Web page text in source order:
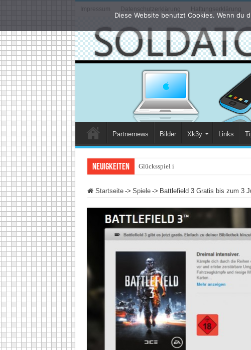
Impressum Datenschutzerklärung Haftungserklärung
Partnernews Bilder Xk3y Links
Neuigkeiten Glücksspiel im Internet: Was änder
Startseite -> Spiele -> Battlefield 3 Gratis bis zum 3
Diese Website benutzt Cookies. Wenn du